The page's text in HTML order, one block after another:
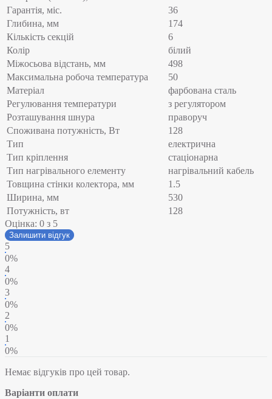
Гарантія, міс.
36
Глибина, мм
174
Кількість секцій
6
Колір
білий
Міжосьова відстань, мм
498
Максимальна робоча температура
50
Матеріал
фарбована сталь
Регулювання температури
з регулятором
Розташування шнура
праворуч
Споживана потужність, Вт
128
Тип
електрична
Тип кріплення
стаціонарна
Тип нагрівального елементу
нагрівальний кабель
Товщина стінки колектора, мм
1.5
Ширина, мм
530
Потужність, вт
128
Оцінка: 0 з 5
Залишити відгук
5
0%
4
0%
3
0%
2
0%
1
0%
Немає відгуків про цей товар.
Варіанти оплати